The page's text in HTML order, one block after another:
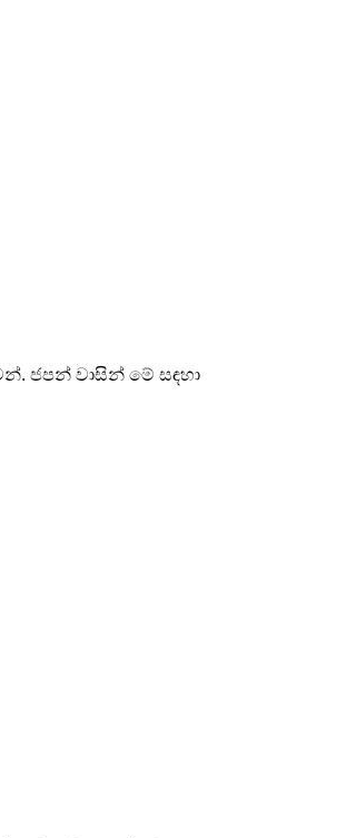
ජපන් වාසින් මේ සඳහා